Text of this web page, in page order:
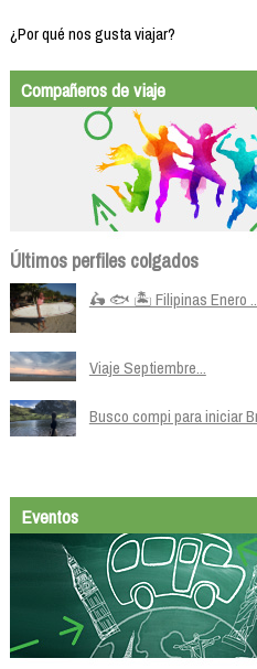
¿Por qué nos gusta viajar?
Compañeros de viaje
Últimos perfiles colgados
🛵 🐟 🏝️ Filipinas Enero
Viaje Septiembre...
Busco compi para iniciar
Eventos